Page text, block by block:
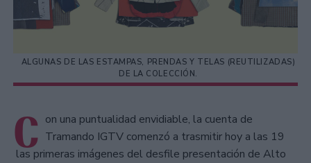
ALGUNAS DE LAS ESTAMPAS, PRENDAS Y TELAS (REUTILIZADAS)
DE LA COLECCIÓN.
C on una puntualidad envidiable, la cuenta de
Tramando IGTV comenzó a trasmitir hoy a las 19
las primeras imágenes del desfile presentación de Alto